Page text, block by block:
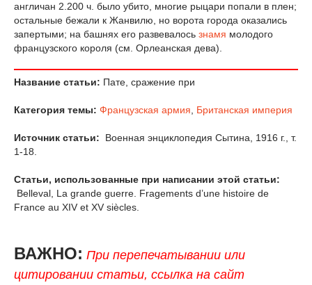
англичан 2.200 ч. было убито, многие рыцари попали в плен;
остальные бежали к Жанвилю, но ворота города оказались
запертыми; на башнях его развевалось знамя молодого
французского короля (см. Орлеанская дева).
Название статьи: Пате, сражение при
Категория темы: Французская армия Британская империя
Источник статьи:
Военная энциклопедия Сытина, 1916 г., т.
1-18.
Статьи, использованные при написании этой статьи:
Belleval, La grande guerre. Fragements d’une histoire de
France au XIV et XV siècles.
ВАЖНО: При перепечатывании или
цитировании статьи, ссылка на сайт